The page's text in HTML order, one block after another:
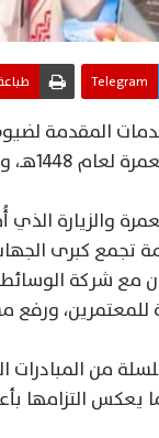
Telegram
المقدمة
للسياحة
والزيارة
كبرى
مع شركة
من
يعكس التزامها